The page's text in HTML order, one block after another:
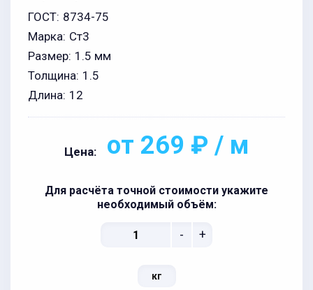
ГОСТ: 8734-75
Марка: Ст3
Размер: 1.5 мм
Толщина: 1.5
Длина: 12
Цена: от 269 ₽ / м
Для расчёта точной стоимости укажите
необходимый объём:
- +
кг